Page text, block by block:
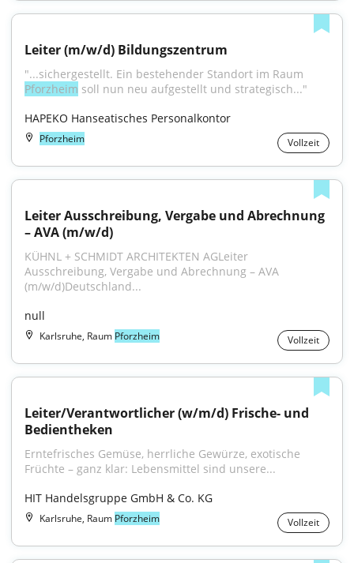
Leiter (m/w/d) Bildungszentrum
Pforzheim soll nun neu aufgestellt und strategisch..."
HAPEKO Hanseatisches Personalkontor
Pforzheim Vollzeit
Leiter Ausschreibung, Vergabe und Abrechnung
– AVA (m/w/d)
KÜHNL + SCHMIDT ARCHITEKTEN AGLeiter
Ausschreibung, Vergabe und Abrechnung – AVA
(m/w/d)Deutschland...
null
Karlsruhe, Raum Pforzheim Vollzeit
Leiter/Verantwortlicher (w/m/d) Frische- und
Bedientheken
Erntefrisches Gemüse, herrliche Gewürze, exotische
Früchte – ganz klar: Lebensmittel sind unsere...
HIT Handelsgruppe GmbH & Co. KG
Karlsruhe, Raum Pforzheim Vollzeit